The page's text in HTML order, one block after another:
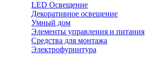
LED Освещение
Декоративное освещение
Умный дом
Элементы управления и питания
Средства для монтажа
Электрофурнитура